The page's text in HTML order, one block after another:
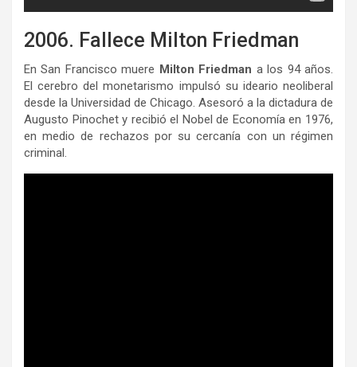
2006. Fallece Milton Friedman
En San Francisco muere Milton Friedman a los 94 años.
El cerebro del monetarismo impulsó su ideario neoliberal
desde la Universidad de Chicago. Asesoró a la dictadura de
Augusto Pinochet y recibió el Nobel de Economía en 1976,
en medio de rechazos por su cercanía con un régimen
criminal.